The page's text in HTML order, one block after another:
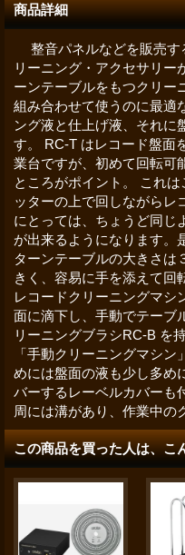
商品詳細
整音パネルなどを販売す
リーニング・アクセサリー
ーンテーブルをもつクリー
組み合わせて使うのに最適
ング液と仕上げ液、それに
す。 RC-T はレコード盤面
業台ですが、初めて回転可
ところがポイント。 これ
ッターの上で回しながらレ
にとっては、ちょうど同じ
が出来るようになります。
ターンテーブルの大きさは
きく、容易に手を添えて回
レコードクリーニングマシ
面に滴下し、手動でテーブ
リーニングブラシRC-B を
「手動クリーニングマシ
めには盤面の液も少し多め
バーするレーベルカバーも
周には溝があり、作業中の
この商品を買った人は、こ